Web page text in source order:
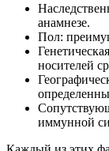
анамнезе.
Пол:
носителей
иммунной